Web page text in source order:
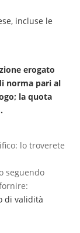
incluse le
erogato
norma pari al
la quota
lo troverete
seguendo
di validità